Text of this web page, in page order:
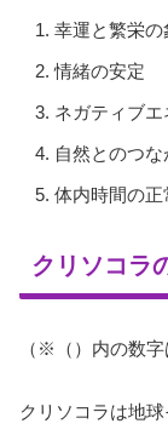
幸運と繁栄の
情緒の安定
ネガティブエ
自然とのつ
体内時間の正
クリソコラ
（※（）内の数
クリソコラは地